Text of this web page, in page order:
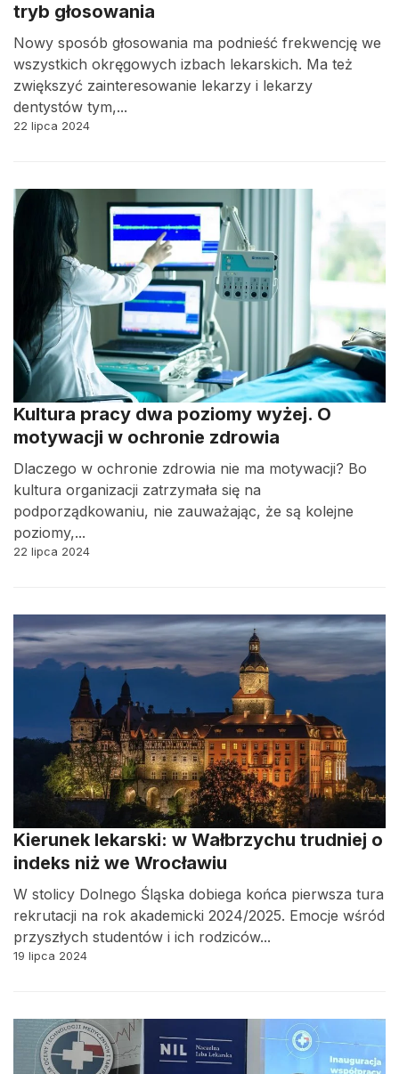
tryb głosowania
Nowy sposób głosowania ma podnieść frekwencję we
wszystkich okręgowych izbach lekarskich. Ma też
zwiększyć zainteresowanie lekarzy i lekarzy
dentystów tym,...
22 lipca 2024
Kultura pracy dwa poziomy wyżej. O
motywacji w ochronie zdrowia
Dlaczego w ochronie zdrowia nie ma motywacji? Bo
kultura organizacji zatrzymała się na
podporządkowaniu, nie zauważając, że są kolejne
poziomy,...
22 lipca 2024
Kierunek lekarski: w Wałbrzychu trudniej o
indeks niż we Wrocławiu
W stolicy Dolnego Śląska dobiega końca pierwsza tura
rekrutacji na rok akademicki 2024/2025. Emocje wśród
przyszłych studentów i ich rodziców...
19 lipca 2024